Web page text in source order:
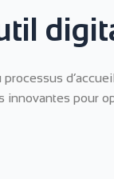
innovantes pour